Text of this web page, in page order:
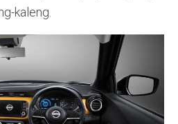
kaleng.